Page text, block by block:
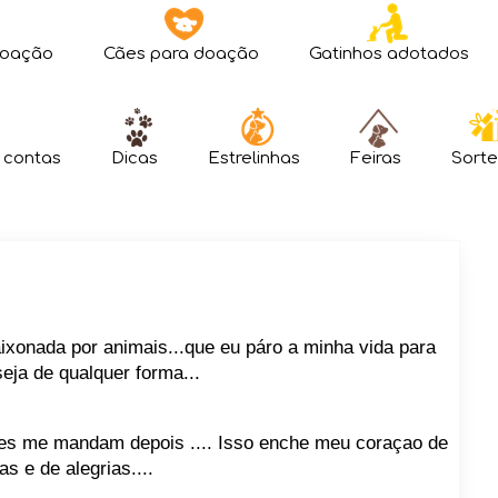
Cães para doação Gatinhos adotados
Dicas Estrelinhas Feiras
por animais...que eu páro a minha vida para
de qualquer forma...
me mandam depois .... Isso enche meu coraçao de
e de alegrias....